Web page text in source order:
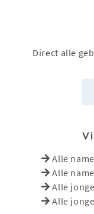
Direct alle
Alle
Alle
Alle
Alle